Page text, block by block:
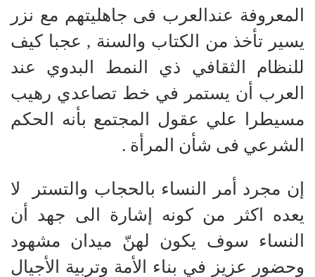
المعروفة عندالعرب فى جاهليتهم مع نزر
يسير تأخذ من الكتاب والسنة , عجبا كيف
للنظام الثقافي ذي النمط البدوي عند
العرب أن يستمر في خط تصاعدي رهيب
مسيطرا علي عقول المجتمع بأنه الحكم
الشرعي فى شأن المرأة .
إن مجرد أمر النساء بالحجاب والتستر
لا
يعده اكثر من كونه إشارة الى جهد أن
النساء سوف يكون لهنّ ميدان مشهود
وحضور عزيز في بناء الأمة وتربية الأجيال